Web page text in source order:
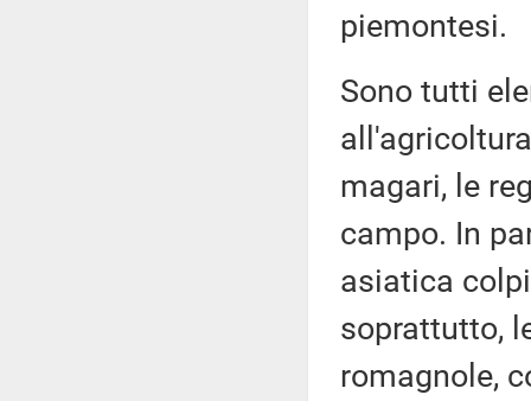
piemontesi.
Sono tutti
magari, le
campo. In
asiatica
soprattutto,
romagnole,